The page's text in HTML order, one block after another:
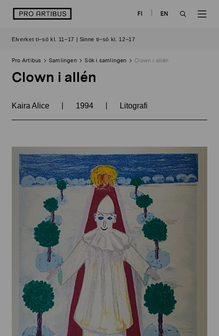
logo FI
EN
Elverket ti–sö kl. 11–17 | Sinne ti–sö kl. 12–17
Pro Artibus Samlingen Sök i samlingen Clown i allén
Clown i allén
Kaira Alice | 1994 | Litografi